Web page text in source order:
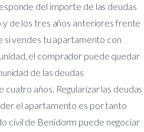
del importe de las deudas
y de los tres años anteriores frente
si vendes tu apartamento con
el comprador puede quedar
de las deudas
años. Regularizar las deudas
el apartamento es por tanto
civil de Benidorm puede negociar